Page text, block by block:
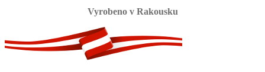
Vyrobeno v Rakousku